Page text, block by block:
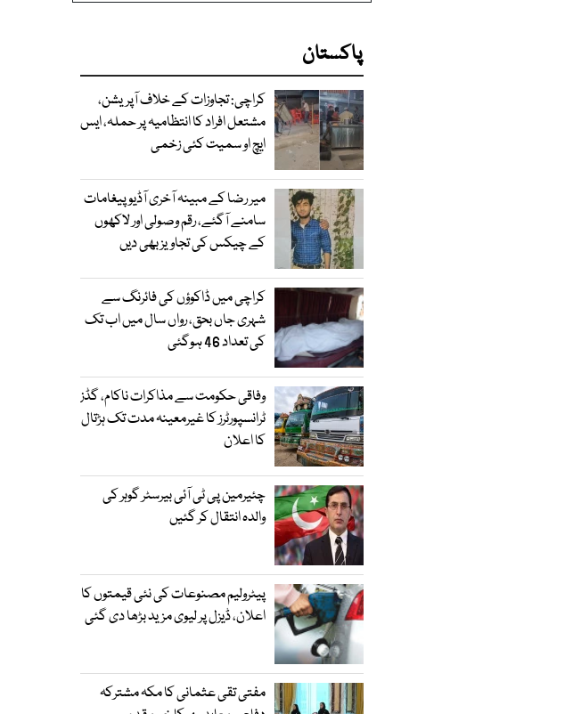
پاکستان
کراچی: تجاوزات کے خلاف آپریشن،
مشتعل افراد کا انتظامیہ پر حملہ، ایس
ایچ او سمیت کئی زخمی
میر رضا کے مبینہ آخری آڈیو پیغامات
سامنے آگئے، رقم وصولی اور لاکھوں
کے چیکس کی تجاویز بھی دیں
کراچی میں ڈاکوؤں کی فائرنگ سے
شہری جاں بحق، رواں سال میں اب تک
کی تعداد 46 ہوگئی
وفاقی حکومت سے مذاکرات ناکام، گڈز
ٹرانسپورٹرز کا غیرمعینہ مدت تک ہڑتال
کا اعلان
چئیرمین پی ٹی آئی بیرسٹر گوہر کی
والدہ انتقال کر گئیں
پیٹرولیم مصنوعات کی نئی قیمتوں کا
اعلان، ڈیزل پر لیوی مزید بڑھا دی گئی
مفتی تقی عثمانی کا مکہ مشترکہ